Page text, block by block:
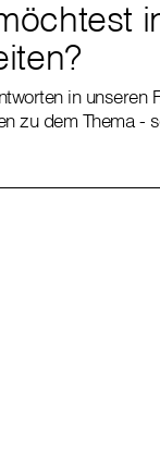
in unseren
zu dem Thema -